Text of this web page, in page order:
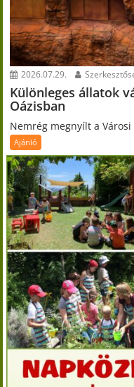
2026.07.29.
Különleges állatok
Oázisban
Nemrég megnyílt a
Ajánló